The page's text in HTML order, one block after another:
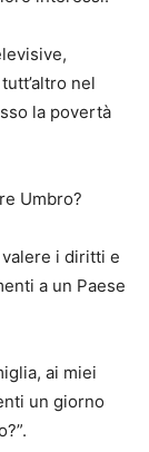
nel
la povertà
Umbro?
i diritti e
a un Paese
ai miei
un giorno